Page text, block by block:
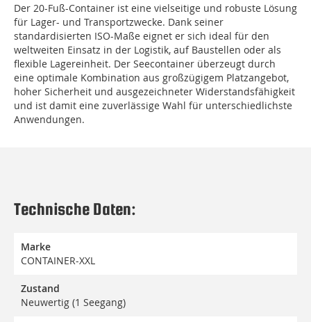
Der 20-Fuß-Container ist eine vielseitige und robuste Lösung
für Lager- und Transportzwecke. Dank seiner
standardisierten ISO-Maße eignet er sich ideal für den
weltweiten Einsatz in der Logistik, auf Baustellen oder als
flexible Lagereinheit. Der Seecontainer überzeugt durch
eine optimale Kombination aus großzügigem Platzangebot,
hoher Sicherheit und ausgezeichneter Widerstandsfähigkeit
und ist damit eine zuverlässige Wahl für unterschiedlichste
Anwendungen.
Technische Daten:
Marke
CONTAINER-XXL
Zustand
Neuwertig (1 Seegang)